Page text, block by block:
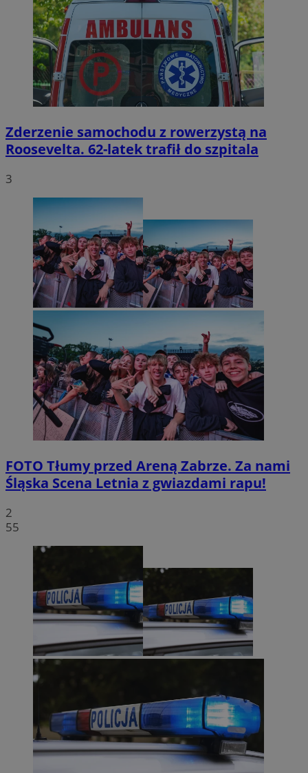
Zderzenie samochodu z rowerzystą na
Roosevelta. 62-latek trafił do szpitala
3
FOTO Tłumy przed Areną Zabrze. Za nami
Śląska Scena Letnia z gwiazdami rapu!
2
55